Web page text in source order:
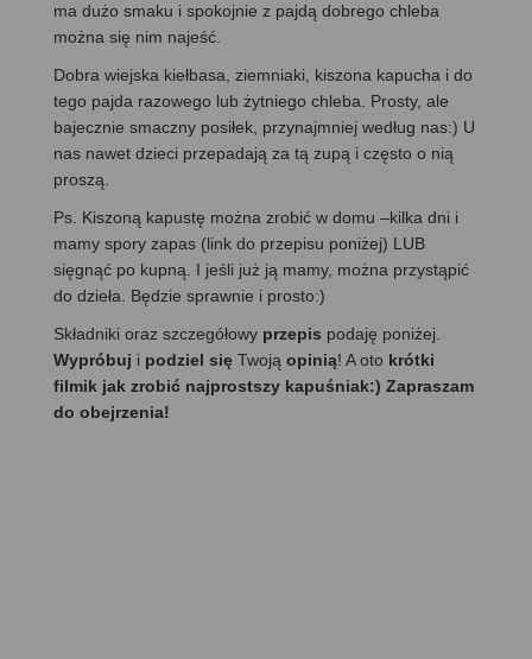
ma dużo smaku i spokojnie z pajdą dobrego chleba
można się nim najeść.
Dobra wiejska kiełbasa, ziemniaki, kiszona kapucha i do
tego pajda razowego lub żytniego chleba. Prosty, ale
bajecznie smaczny posiłek, przynajmniej według nas:) U
nas nawet dzieci przepadają za tą zupą i często o nią
proszą.
Ps. Kiszoną kapustę można zrobić w domu –kilka dni i
mamy spory zapas (link do przepisu poniżej) LUB
sięgnąć po kupną. I jeśli już ją mamy, można przystąpić
do dzieła. Będzie sprawnie i prosto:)
Składniki oraz szczegółowy przepis podaję poniżej.
Wypróbuj i podziel się Twoją opinią! A oto krótki
filmik jak zrobić najprostszy kapuśniak:) Zapraszam
do obejrzenia!